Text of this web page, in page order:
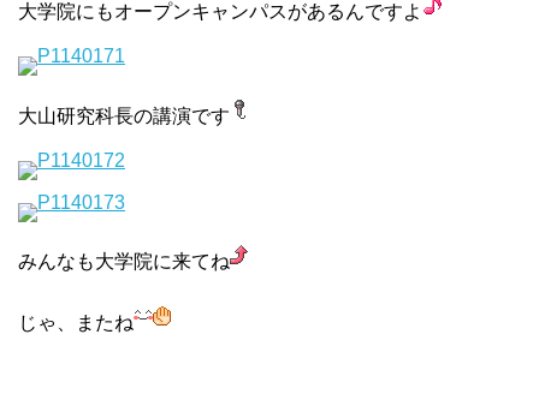
大学院にもオープンキャンパスがあるんですよ
大山研究科長の講演です
みんなも大学院に来てね
じゃ、またね